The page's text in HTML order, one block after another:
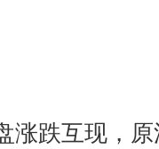
跌互现，原